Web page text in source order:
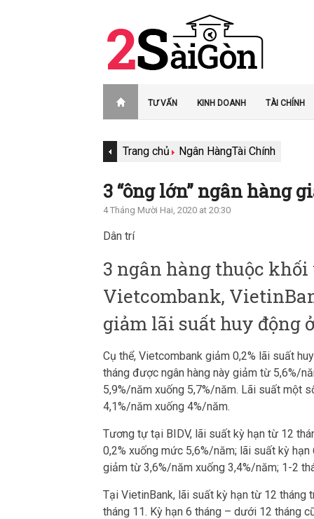
TƯ VẤN KINH DOANH TÀI CHÍNH
Trang chủ Ngân HàngTài Chính
3 “ông lớn” ngân hàng
4 Tháng Mười Hai, 2020 at 20:30
Dân trí
3 ngân hàng thuộc
Vietcombank,
giảm lãi suất huy động
Cụ thể, Vietcombank giảm 0,2% lãi suất
tháng được ngân hàng này giảm từ 5,6%/
5,9%/năm xuống 5,7%/năm. Lãi suất một
4,1%/năm xuống 4%/năm.
Tương tự tại BIDV, lãi suất kỳ hạn từ 12
0,2% xuống mức 5,6%/năm; lãi suất kỳ
giảm từ 3,6%/năm xuống 3,4%/năm; 1-2
Tại VietinBank, lãi suất kỳ hạn từ 12 tháng
tháng 11. Kỳ hạn 6 tháng – dưới 12 tháng